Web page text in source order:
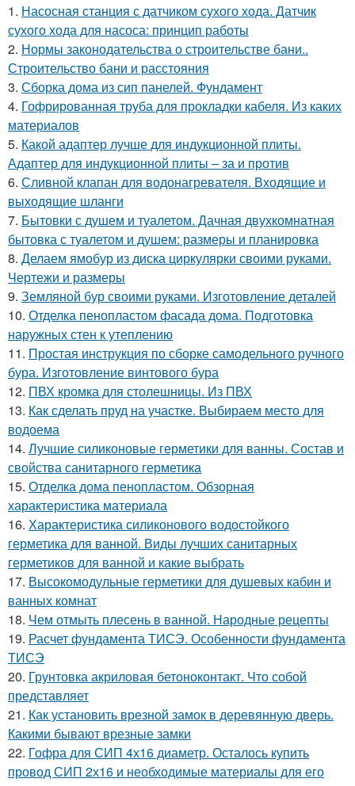
1. Насосная станция с датчиком сухого хода. Датчик
сухого хода для насоса: принцип работы
2. Нормы законодательства о строительстве бани..
Строительство бани и расстояния
3. Сборка дома из сип панелей. Фундамент
4. Гофрированная труба для прокладки кабеля. Из каких
материалов
5. Какой адаптер лучше для индукционной плиты.
Адаптер для индукционной плиты – за и против
6. Сливной клапан для водонагревателя. Входящие и
выходящие шланги
7. Бытовки с душем и туалетом. Дачная двухкомнатная
бытовка с туалетом и душем: размеры и планировка
8. Делаем ямобур из диска циркулярки своими руками.
Чертежи и размеры
9. Земляной бур своими руками. Изготовление деталей
10. Отделка пенопластом фасада дома. Подготовка
наружных стен к утеплению
11. Простая инструкция по сборке самодельного ручного
бура. Изготовление винтового бура
12. ПВХ кромка для столешницы. Из ПВХ
13. Как сделать пруд на участке. Выбираем место для
водоема
14. Лучшие силиконовые герметики для ванны. Состав и
свойства санитарного герметика
15. Отделка дома пенопластом. Обзорная
характеристика материала
16. Характеристика силиконового водостойкого
герметика для ванной. Виды лучших санитарных
герметиков для ванной и какие выбрать
17. Высокомодульные герметики для душевых кабин и
ванных комнат
18. Чем отмыть плесень в ванной. Народные рецепты
19. Расчет фундамента ТИСЭ. Особенности фундамента
ТИСЭ
20. Грунтовка акриловая бетоноконтакт. Что собой
представляет
21. Как установить врезной замок в деревянную дверь.
Какими бывают врезные замки
22. Гофра для СИП 4х16 диаметр. Осталось купить
провод СИП 2х16 и необходимые материалы для его